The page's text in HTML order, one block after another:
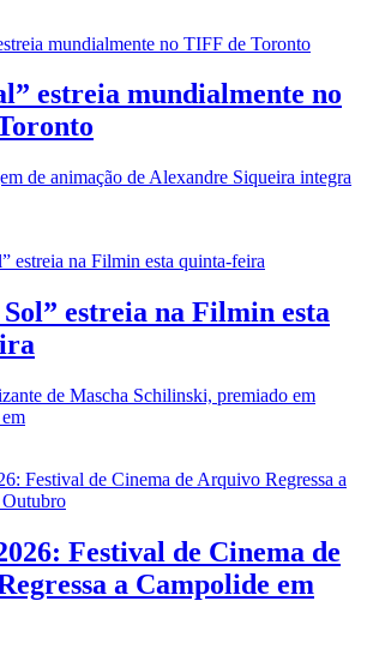
estreia mundialmente no
de animação de Alexandre Siqueira integra
estreia na Filmin esta
de Mascha Schilinski, premiado em
Festival de Cinema de
a Campolide em